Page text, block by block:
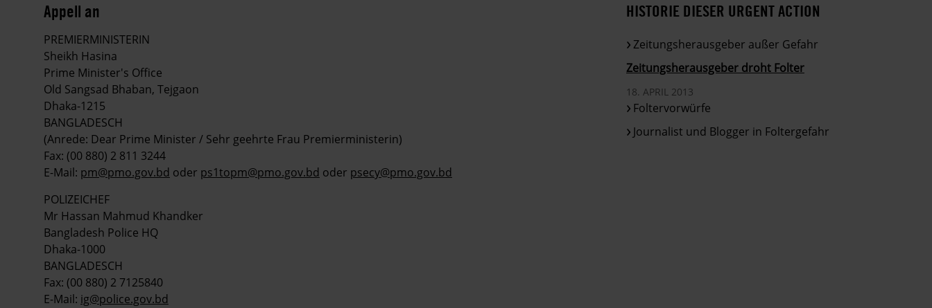
Appell an
PREMIERMINISTERIN
Sheikh Hasina
Prime Minister's Office
Old Sangsad Bhaban, Tejgaon
Dhaka-1215
BANGLADESCH
(Anrede: Dear Prime Minister / Sehr geehrte Frau Premierministerin)
Fax: (00 880) 2 811 3244
E-Mail: pm@pmo.gov.bd oder ps1topm@pmo.gov.bd oder psecy@pmo.gov.bd
POLIZEICHEF
Mr Hassan Mahmud Khandker
Bangladesh Police HQ
Dhaka-1000
BANGLADESCH
Fax: (00 880) 2 7125840
E-Mail: ig@police.gov.bd
HISTORIE DIESER URGENT ACTION
Zeitungsherausgeber außer Gefahr
Zeitungsherausgeber droht Folter
18. APRIL 2013
Foltervorwürfe
Journalist und Blogger in Foltergefahr